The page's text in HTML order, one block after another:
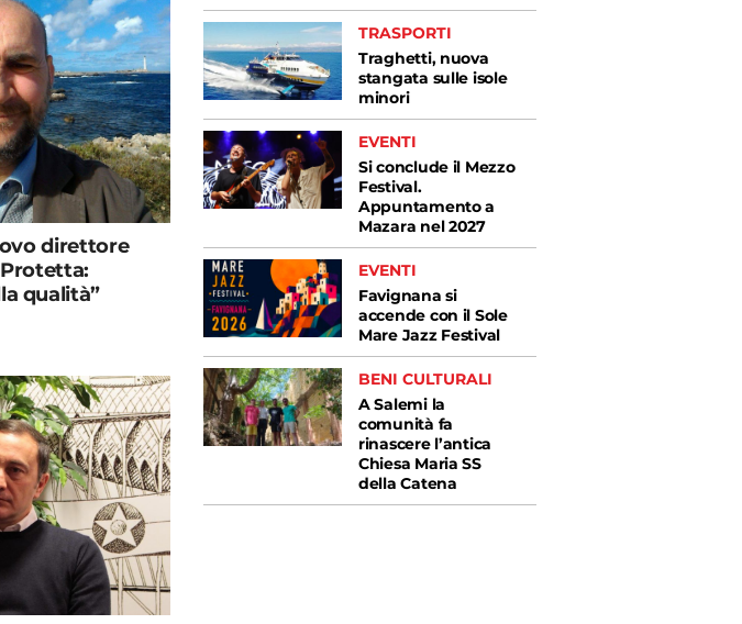
direttore
Protetta:
qualità”
TRASPORTI
Traghetti, nuova
stangata sulle isole
minori
EVENTI
Si conclude il Mezzo
Festival.
Appuntamento a
Mazara nel 2027
EVENTI
Favignana si
accende con il Sole
Mare Jazz Festival
BENI CULTURALI
A Salemi la
comunità fa
rinascere l’antica
Chiesa Maria SS
della Catena